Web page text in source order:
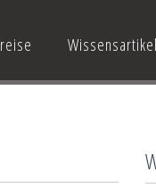
Wissensartikel